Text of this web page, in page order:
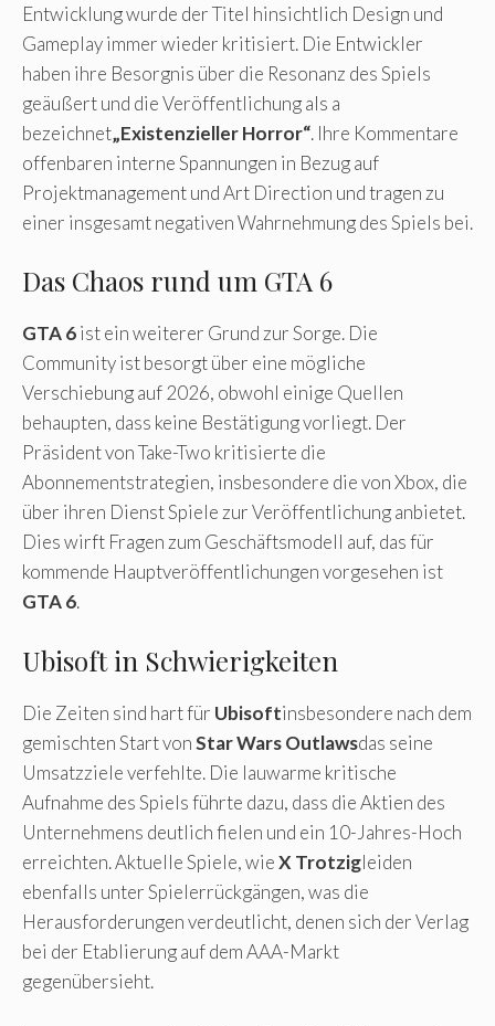
Entwicklung wurde der Titel hinsichtlich Design und
Gameplay immer wieder kritisiert. Die Entwickler
haben ihre Besorgnis über die Resonanz des Spiels
geäußert und die Veröffentlichung als a
bezeichnet„Existenzieller Horror“. Ihre Kommentare
offenbaren interne Spannungen in Bezug auf
Projektmanagement und Art Direction und tragen zu
einer insgesamt negativen Wahrnehmung des Spiels bei.
Das Chaos rund um GTA 6
GTA 6ist ein weiterer Grund zur Sorge. Die
Community ist besorgt über eine mögliche
Verschiebung auf 2026, obwohl einige Quellen
behaupten, dass keine Bestätigung vorliegt. Der
Präsident von Take-Two kritisierte die
Abonnementstrategien, insbesondere die von Xbox, die
über ihren Dienst Spiele zur Veröffentlichung anbietet.
Dies wirft Fragen zum Geschäftsmodell auf, das für
kommende Hauptveröffentlichungen vorgesehen ist
GTA 6.
Ubisoft in Schwierigkeiten
Die Zeiten sind hart für Ubisoftinsbesondere nach dem
gemischten Start vonStar Wars Outlawsdas seine
Umsatzziele verfehlte. Die lauwarme kritische
Aufnahme des Spiels führte dazu, dass die Aktien des
Unternehmens deutlich fielen und ein 10-Jahres-Hoch
erreichten. Aktuelle Spiele, wieX Trotzigleiden
ebenfalls unter Spielerrückgängen, was die
Herausforderungen verdeutlicht, denen sich der Verlag
bei der Etablierung auf dem AAA-Markt
gegenübersieht.